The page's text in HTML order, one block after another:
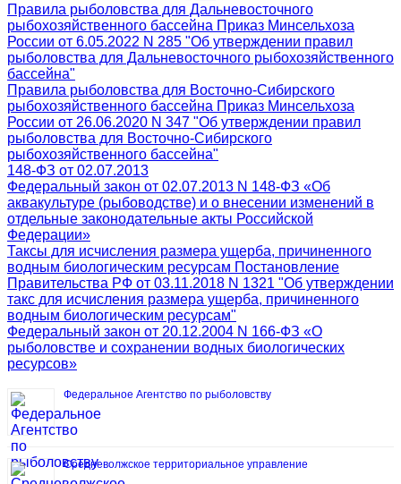
Правила рыболовства для Дальневосточного
рыбохозяйственного бассейна Приказ Минсельхоза
России от 6.05.2022 N 285 "Об утверждении правил
рыболовства для Дальневосточного рыбохозяйственного
бассейна"
Правила рыболовства для Восточно-Сибирского
рыбохозяйственного бассейна Приказ Минсельхоза
России от 26.06.2020 N 347 "Об утверждении правил
рыболовства для Восточно-Сибирского
рыбохозяйственного бассейна"
148-ФЗ от 02.07.2013
Федеральный закон от 02.07.2013 N 148-ФЗ «Об
аквакультуре (рыбоводстве) и о внесении изменений в
отдельные законодательные акты Российской
Федерации»
Таксы для исчисления размера ущерба, причиненного
водным биологическим ресурсам Постановление
Правительства РФ от 03.11.2018 N 1321 "Об утверждении
такс для исчисления размера ущерба, причиненного
водным биологическим ресурсам"
Федеральный закон от 20.12.2004 N 166-ФЗ «О
рыболовстве и сохранении водных биологических
ресурсов»
Федеральное Агентство по рыболовству
Средневолжское территориальное управление